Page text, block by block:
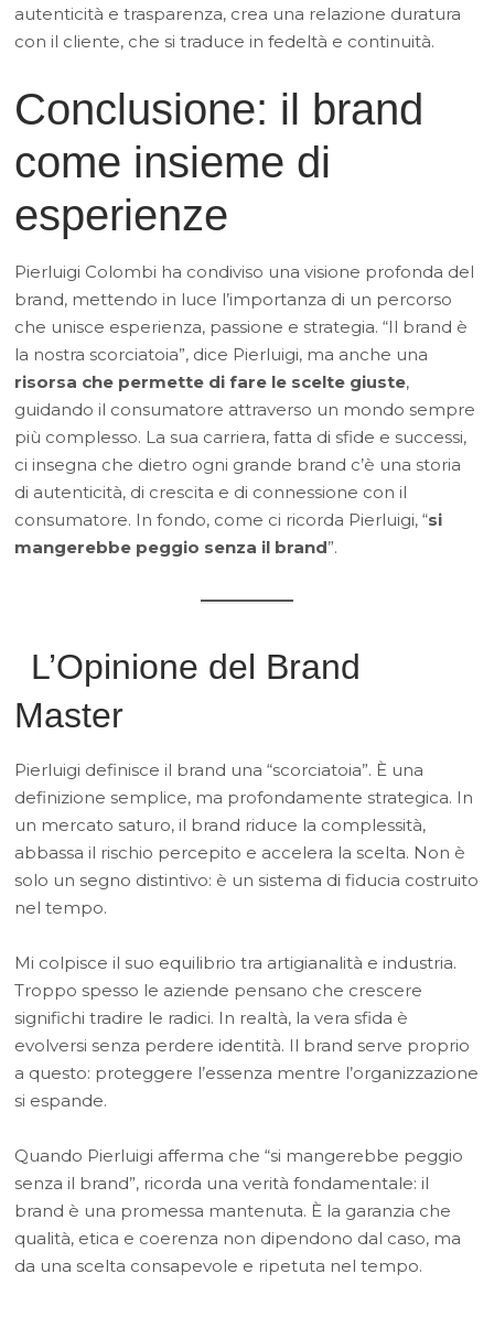
autenticità e trasparenza, crea una relazione duratura
con il cliente, che si traduce in fedeltà e continuità.
Conclusione: il brand
come insieme di
esperienze
Pierluigi Colombi ha condiviso una visione profonda del
brand, mettendo in luce l’importanza di un percorso
che unisce esperienza, passione e strategia. “Il brand è
la nostra scorciatoia”, dice Pierluigi, ma anche una
risorsa che permette di fare le scelte giuste,
guidando il consumatore attraverso un mondo sempre
più complesso. La sua carriera, fatta di sfide e successi,
ci insegna che dietro ogni grande brand c’è una storia
di autenticità, di crescita e di connessione con il
consumatore. In fondo, come ci ricorda Pierluigi, “si
mangerebbe peggio senza il brand”.
L’Opinione del Brand
Master
Pierluigi definisce il brand una “scorciatoia”. È una
definizione semplice, ma profondamente strategica. In
un mercato saturo, il brand riduce la complessità,
abbassa il rischio percepito e accelera la scelta. Non è
solo un segno distintivo: è un sistema di fiducia costruito
nel tempo.
Mi colpisce il suo equilibrio tra artigianalità e industria.
Troppo spesso le aziende pensano che crescere
significhi tradire le radici. In realtà, la vera sfida è
evolversi senza perdere identità. Il brand serve proprio
a questo: proteggere l’essenza mentre l’organizzazione
si espande.
Quando Pierluigi afferma che “si mangerebbe peggio
senza il brand”, ricorda una verità fondamentale: il
brand è una promessa mantenuta. È la garanzia che
qualità, etica e coerenza non dipendono dal caso, ma
da una scelta consapevole e ripetuta nel tempo.